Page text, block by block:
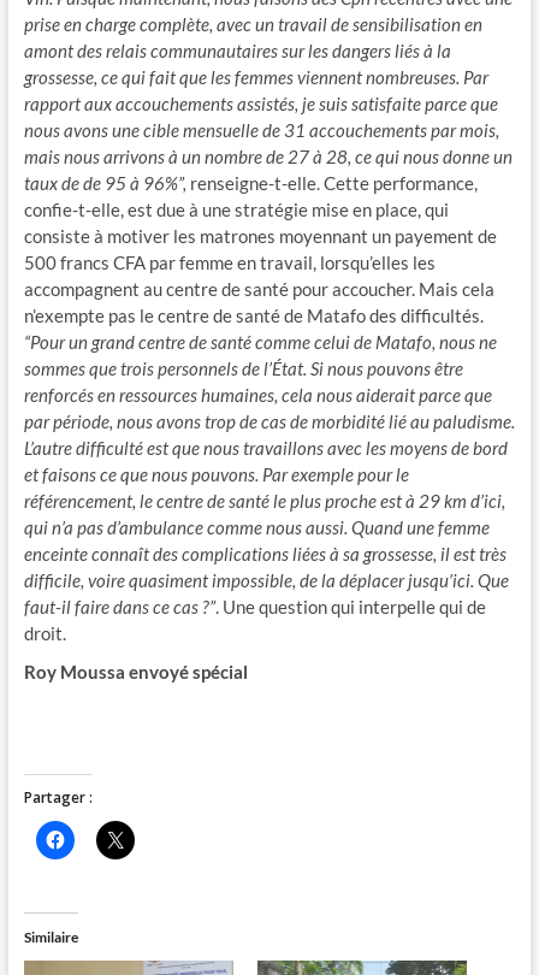
prise en charge complète, avec un travail de sensibilisation en
amont des relais communautaires sur les dangers liés à la
grossesse, ce qui fait que les femmes viennent nombreuses. Par
rapport aux accouchements assistés, je suis satisfaite parce que
nous avons une cible mensuelle de 31 accouchements par mois,
mais nous arrivons à un nombre de 27 à 28, ce qui nous donne un
taux de de 95 à 96%”, renseigne-t-elle. Cette performance,
confie-t-elle, est due à une stratégie mise en place, qui
consiste à motiver les matrones moyennant un payement de
500 francs CFA par femme en travail, lorsqu’elles les
accompagnent au centre de santé pour accoucher. Mais cela
n’exempte pas le centre de santé de Matafo des difficultés.
“Pour un grand centre de santé comme celui de Matafo, nous ne
sommes que trois personnels de l’État. Si nous pouvons être
renforcés en ressources humaines, cela nous aiderait parce que
par période, nous avons trop de cas de morbidité lié au paludisme.
L’autre difficulté est que nous travaillons avec les moyens de bord
et faisons ce que nous pouvons. Par exemple pour le
référencement, le centre de santé le plus proche est à 29 km d’ici,
qui n’a pas d’ambulance comme nous aussi. Quand une femme
enceinte connaît des complications liées à sa grossesse, il est très
difficile, voire quasiment impossible, de la déplacer jusqu’ici. Que
faut-il faire dans ce cas ?”. Une question qui interpelle qui de
droit.
Roy Moussa envoyé spécial
Partager :
C
l
e
z
p
o
C
l
o
Similaire